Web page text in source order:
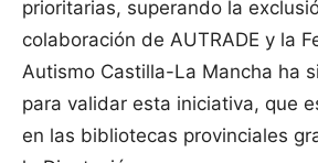
prioritarias, superando la
colaboración de AUTRADE y la
Autismo Castilla-La Mancha ha
para validar esta iniciativa, que
en las bibliotecas provinciales